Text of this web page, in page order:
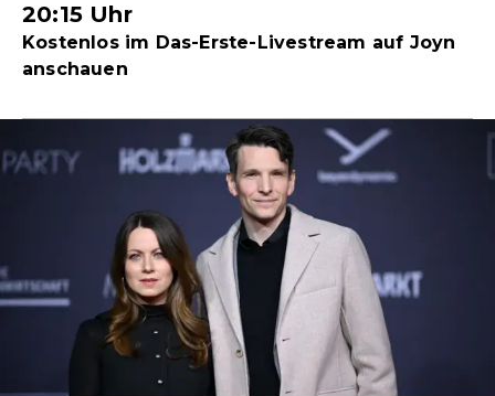
20:15 Uhr
Kostenlos im Das-Erste-Livestream auf Joyn
anschauen